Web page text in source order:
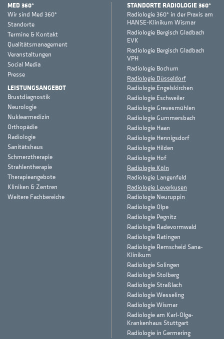
MED 360°
Wir sind Med 360°
Standorte
Termine & Kontakt
Qualitätsmanagement
Veranstaltungen
Social Media
Presse
LEISTUNGSANGEBOT
Brustdiagnostik
Neurologie
Nuklearmedizin
Orthopädie
Radiologie
Sanitätshaus
Schmerztherapie
Strahlentherapie
Therapieangebote
Kliniken & Zentren
Weitere Fachbereiche
STANDORTE RADIOLOGIE 360°
Radiologie 360° in der Praxis am
HANSE-Klinikum Wismar
Radiologie Bergisch Gladbach
EVK
Radiologie Bergisch Gladbach
VPH
Radiologie Bochum
Radiologie Düsseldorf
Radiologie Engelskirchen
Radiologie Eschweiler
Radiologie Grevesmühlen
Radiologie Gummersbach
Radiologie Haan
Radiologie Hennigsdorf
Radiologie Hilden
Radiologie Hof
Radiologie Köln
Radiologie Langenfeld
Radiologie Leverkusen
Radiologie Neuruppin
Radiologie Olpe
Radiologie Pegnitz
Radiologie Radevormwald
Radiologie Ratingen
Radiologie Remscheid Sana-
Klinikum
Radiologie Solingen
Radiologie Stolberg
Radiologie Straßlach
Radiologie Wesseling
Radiologie Wismar
Radiologie am Karl-Olga-
Krankenhaus Stuttgart
Radiologie in Germering